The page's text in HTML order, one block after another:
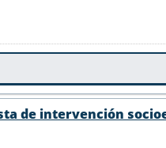
de intervención